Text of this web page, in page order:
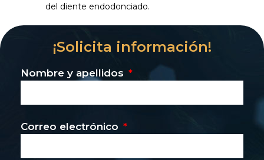
del diente endodonciado.
¡Solicita información!
Nombre y apellidos
Correo electrónico